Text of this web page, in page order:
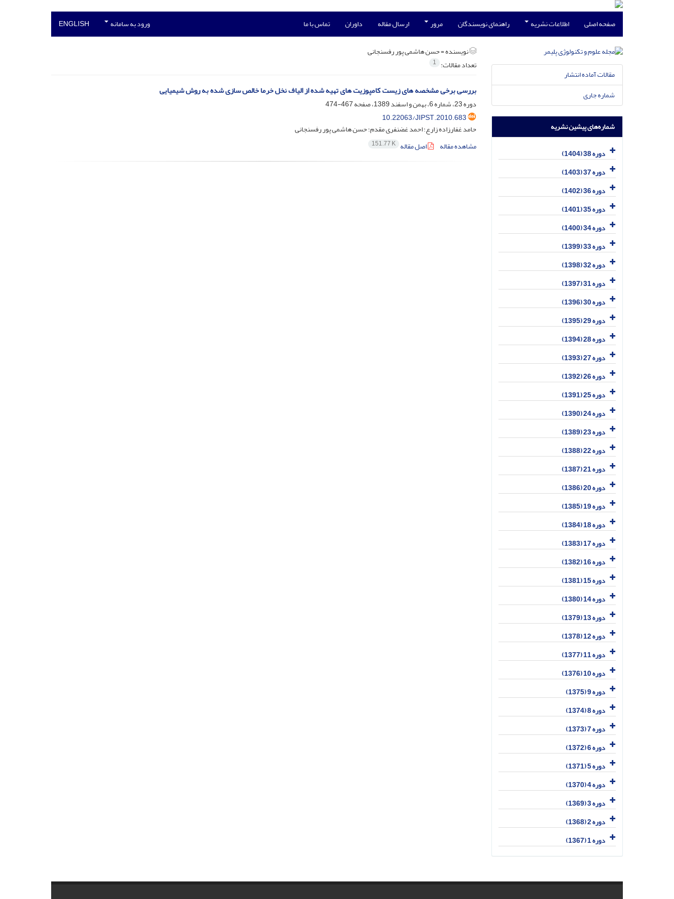
صفحه اصلی اطلاعات نشریه راهنمای نویسندگان مرور ارسال مقاله داوران تماس با ما ورود به سامانه ENGLISH
نویسنده =حسن هاشمی پور رفسنجانی
تعداد مقالات: 1
بررسی برخی مشخصه های زیست کامپوزیت های تهیه شده از الیاف نخل خرما خالص سازی شده به روش شیمیایی
دوره 23، شماره 6، بهمن و اسفند 1389، صفحه
467-474
10.22063/JIPST.2010.683
حامد غفارزاده زارع؛ احمد غضنفری مقدم؛ حسن هاشمی پور رفسنجانی
مشاهده مقاله
اصل مقاله 151.77 K
مقالات آماده انتشار
شماره جاری
شماره‌های پیشین نشریه
دوره 38 (1404)
دوره 37 (1403)
دوره 36 (1402)
دوره 35 (1401)
دوره 34 (1400)
دوره 33 (1399)
دوره 32 (1398)
دوره 31 (1397)
دوره 30 (1396)
دوره 29 (1395)
دوره 28 (1394)
دوره 27 (1393)
دوره 26 (1392)
دوره 25 (1391)
دوره 24 (1390)
دوره 23 (1389)
دوره 22 (1388)
دوره 21 (1387)
دوره 20 (1386)
دوره 19 (1385)
دوره 18 (1384)
دوره 17 (1383)
دوره 16 (1382)
دوره 15 (1381)
دوره 14 (1380)
دوره 13 (1379)
دوره 12 (1378)
دوره 11 (1377)
دوره 10 (1376)
دوره 9 (1375)
دوره 8 (1374)
دوره 7 (1373)
دوره 6 (1372)
دوره 5 (1371)
دوره 4 (1370)
دوره 3 (1369)
دوره 2 (1368)
دوره 1 (1367)